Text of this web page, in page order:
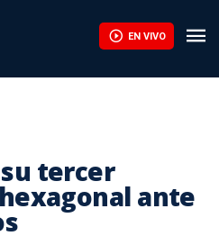
EN VIVO
tercer
ante